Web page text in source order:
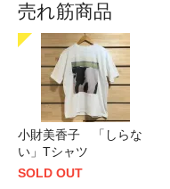
売れ筋商品
小財美香子 「しらな
い」Tシャツ
SOLD OUT